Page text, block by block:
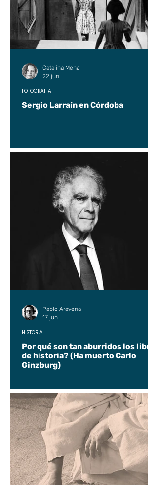
Sergio Larraín en Córdoba
FOTOGRAFÍA
Catalina Mena
22 jun
Por qué son tan aburridos los libros
de historia? (Ha muerto Carlo
Ginzburg)
HISTORIA
Pablo Aravena
17 jun